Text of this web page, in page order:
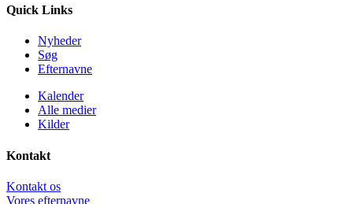
Quick Links
Nyheder
Søg
Efternavne
Kalender
Alle medier
Kilder
Kontakt
Kontakt os
Vores efternavne